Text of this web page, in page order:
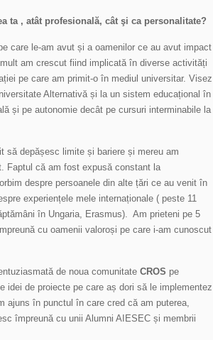
ta , atât profesională, cât şi ca personalitate?
care le-am avut și a oamenilor ce au avut impact
am crescut fiind implicată în diverse activități
pe care am primit-o în mediul universitar. Visez
Alternativă și la un sistem educațional în
și pe autonomie decât pe cursuri interminabile la
să depășesc limite și bariere și mereu am
Faptul că am fost expusă constant la
despre persoanele din alte țări ce au venit în
experiențele mele internaționale ( peste 11
în Ungaria, Erasmus). Am prieteni pe 5
cu oamenii valoroși pe care i-am cunoscut
de noua comunitate CROS pe
idei de proiecte pe care aș dori să le implementez
ajuns în punctul în care cred că am puterea,
împreună cu unii Alumni AIESEC și membrii